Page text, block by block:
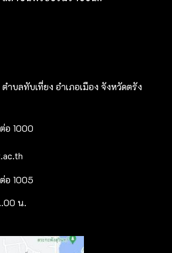
ำบลทับเที่ยง อำเภอเมือง จังหวัดตรัง
อ 1000
อ 1005
น.